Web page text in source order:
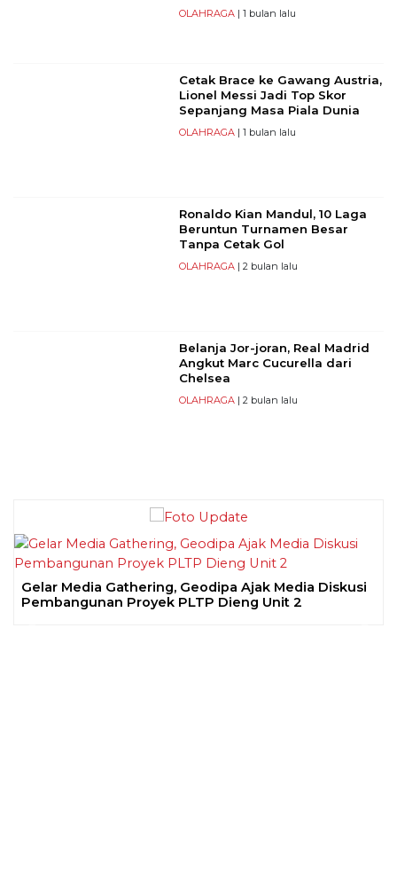
OLAHRAGA| 1 bulan lalu
Cetak Brace ke Gawang Austria,
Lionel Messi Jadi Top Skor
Sepanjang Masa Piala Dunia
OLAHRAGA| 1 bulan lalu
Ronaldo Kian Mandul, 10 Laga
Beruntun Turnamen Besar
Tanpa Cetak Gol
OLAHRAGA| 2 bulan lalu
Belanja Jor-joran, Real Madrid
Angkut Marc Cucurella dari
Chelsea
OLAHRAGA| 2 bulan lalu
Gelar Media Gathering, Geodipa Ajak Media Diskusi
Pembangunan Proyek PLTP Dieng Unit 2